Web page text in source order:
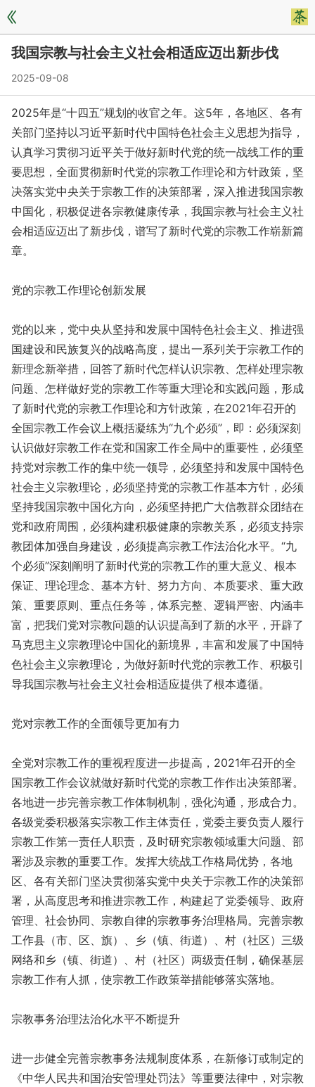
我国宗教与社会主义社会相适应迈出新步伐
2025-09-08
2025年是“十四五”规划的收官之年。这5年，各地区、各有
关部门坚持以习近平新时代中国特色社会主义思想为指导，
认真学习贯彻习近平关于做好新时代党的统一战线工作的重
要思想，全面贯彻新时代党的宗教工作理论和方针政策，坚
决落实党中央关于宗教工作的决策部署，深入推进我国宗教
中国化，积极促进各宗教健康传承，我国宗教与社会主义社
会相适应迈出了新步伐，谱写了新时代党的宗教工作崭新篇
章。
党的宗教工作理论创新发展
党的以来，党中央从坚持和发展中国特色社会主义、推进强
国建设和民族复兴的战略高度，提出一系列关于宗教工作的
新理念新举措，回答了新时代怎样认识宗教、怎样处理宗教
问题、怎样做好党的宗教工作等重大理论和实践问题，形成
了新时代党的宗教工作理论和方针政策，在2021年召开的
全国宗教工作会议上概括凝练为“九个必须”，即：必须深刻
认识做好宗教工作在党和国家工作全局中的重要性，必须坚
持党对宗教工作的集中统一领导，必须坚持和发展中国特色
社会主义宗教理论，必须坚持党的宗教工作基本方针，必须
坚持我国宗教中国化方向，必须坚持把广大信教群众团结在
党和政府周围，必须构建积极健康的宗教关系，必须支持宗
教团体加强自身建设，必须提高宗教工作法治化水平。“九
个必须”深刻阐明了新时代党的宗教工作的重大意义、根本
保证、理论理念、基本方针、努力方向、本质要求、重大政
策、重要原则、重点任务等，体系完整、逻辑严密、内涵丰
富，把我们党对宗教问题的认识提高到了新的水平，开辟了
马克思主义宗教理论中国化的新境界，丰富和发展了中国特
色社会主义宗教理论，为做好新时代党的宗教工作、积极引
导我国宗教与社会主义社会相适应提供了根本遵循。
党对宗教工作的全面领导更加有力
全党对宗教工作的重视程度进一步提高，2021年召开的全
国宗教工作会议就做好新时代党的宗教工作作出决策部署。
各地进一步完善宗教工作体制机制，强化沟通，形成合力。
各级党委积极落实宗教工作主体责任，党委主要负责人履行
宗教工作第一责任人职责，及时研究宗教领域重大问题、部
署涉及宗教的重要工作。发挥大统战工作格局优势，各地
区、各有关部门坚决贯彻落实党中央关于宗教工作的决策部
署，从高度思考和推进宗教工作，构建起了党委领导、政府
管理、社会协同、宗教自律的宗教事务治理格局。完善宗教
工作县（市、区、旗）、乡（镇、街道）、村（社区）三级
网络和乡（镇、街道）、村（社区）两级责任制，确保基层
宗教工作有人抓，使宗教工作政策举措能够落实落地。
宗教事务治理法治化水平不断提升
进一步健全完善宗教事务法规制度体系，在新修订或制定的
《中华人民共和国治安管理处罚法》等重要法律中，对宗教